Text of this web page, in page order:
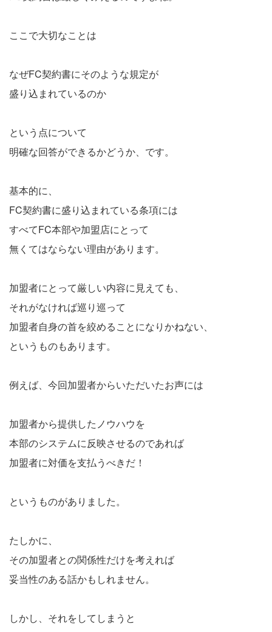
ここで大切なことは
なぜFC契約書にそのような規定が
盛り込まれているのか
という点について
明確な回答ができるかどうか、です。
基本的に、
FC契約書に盛り込まれている条項には
すべてFC本部や加盟店にとって
無くてはならない理由があります。
加盟者にとって厳しい内容に見えても、
それがなければ巡り巡って
加盟者自身の首を絞めることになりかねない、
というものもあります。
例えば、今回加盟者からいただいたお声には
加盟者から提供したノウハウを
本部のシステムに反映させるのであれば
加盟者に対価を支払うべきだ！
というものがありました。
たしかに、
その加盟者との関係性だけを考えれば
妥当性のある話かもしれません。
しかし、それをしてしまうと